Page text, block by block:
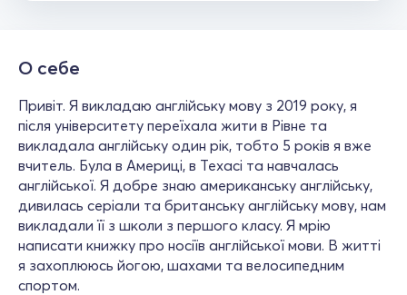
О себе
Привіт. Я викладаю англійську мову з 2019 року, я
після університету переїхала жити в Рівне та
викладала англійську один рік, тобто 5 років я вже
вчитель. Була в Америці, в Техасі та навчалась
англійської. Я добре знаю американську англійську,
дивилась серіали та британську англійську мову, нам
викладали її з школи з першого класу. Я мрію
написати книжку про носіїв англійської мови. В житті
я захоплююсь йогою, шахами та велосипедним
спортом.